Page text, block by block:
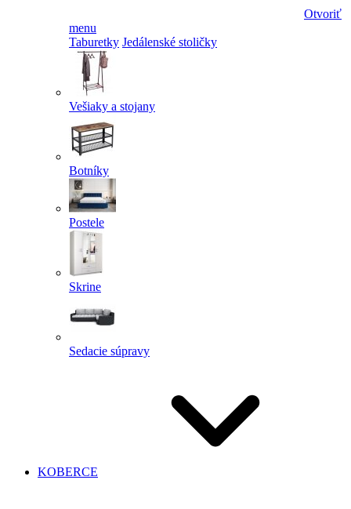
Otvoriť
menu
Taburetky Jedálenské stoličky
Vešiaky a stojany
Botníky
Postele
Skrine
Sedacie súpravy
KOBERCE